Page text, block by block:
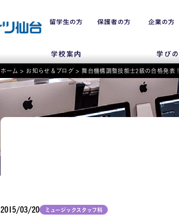
学科・専攻案内
ホーム > お知らせ＆ブログ > 舞台機構調整技能士2級の合格発表！
2015/03/20 ミュージックスタッフ科